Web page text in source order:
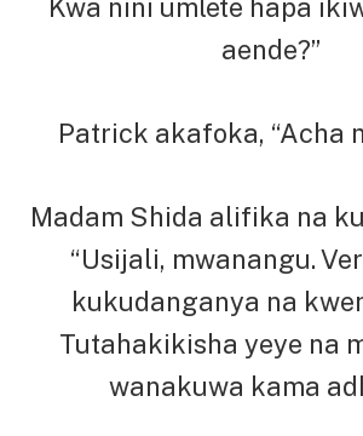
Kwa nini umlete hapa
aende?”
Patrick akafoka, “Acha
Madam Shida alifika na
“Usijali, mwanangu.
kukudanganya na
Tutahakikisha yeye na
wanakuwa kama